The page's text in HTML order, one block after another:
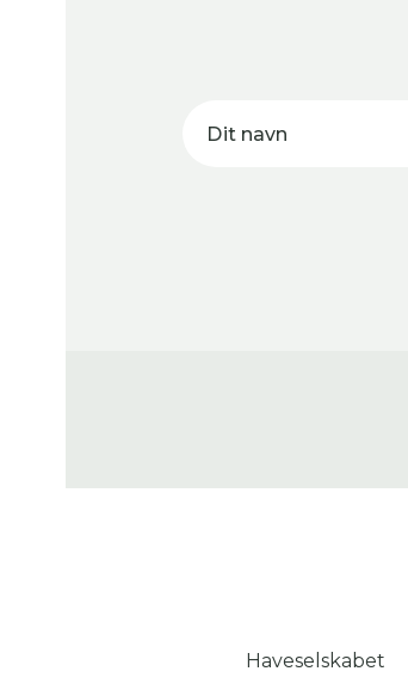
Dit navn
Haveselskabet